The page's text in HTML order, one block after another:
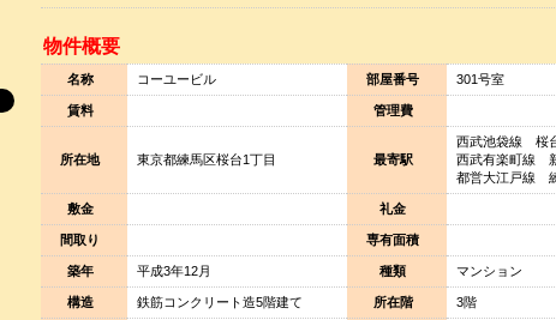
物件概要
名称 コーユービル 部屋番号 301号室
賃料 管理費
所在地 東京都練馬区桜台1丁目 最寄駅
西武池袋線 桜
西武有楽町線
都営大江戸線
敷金 礼金
間取り 専有面積
築年 平成3年12月 種類 マンション
構造 鉄筋コンクリート造5階建て 所在階 3階